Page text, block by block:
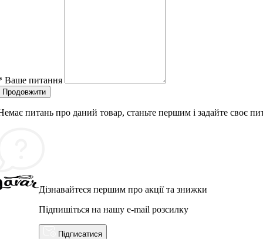
Ваше питання
Продовжити
питань про даний товар, станьте першим і задайте своє
Дізнавайтеся першим про акції та знижки
Підпишіться на нашу e-mail розсилку
Підписатися